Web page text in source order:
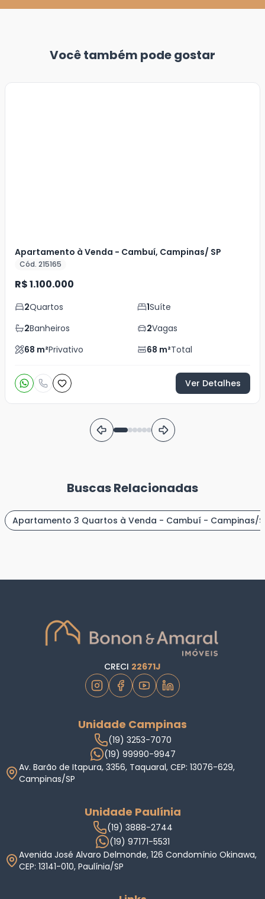
Você também pode gostar
Apartamento à Venda - Cambuí, Campinas/ SP
Cód. 215165
R$ 1.100.000
2Quartos 1Suíte
2Banheiros 2Vagas
68 m²Privativo 68 m²Total
Ver Detalhes
Buscas Relacionadas
Apartamento 3 Quartos à Venda - Cambuí - Campinas/
CRECI 22671J
Unidade Campinas
(19) 3253-7070
(19) 99990-9947
Av. Barão de Itapura, 3356, Taquaral, CEP: 13076-629,
Campinas/SP
Unidade Paulínia
(19) 3888-2744
(19) 97171-5531
Avenida José Alvaro Delmonde, 126 Condomínio Okinawa,
CEP: 13141-010, Paulínia/SP